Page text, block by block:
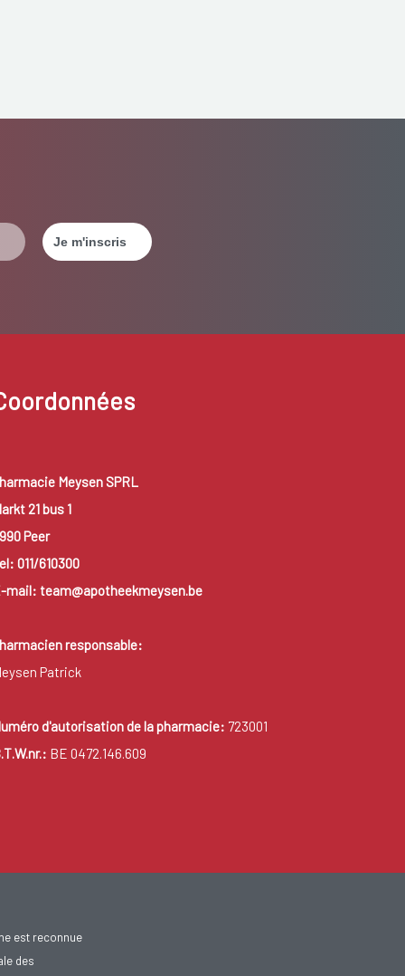
Meysen SPRL
21 bus 1
Peer
011/610300
mail: team@apotheekmeysen.be
responsable:
Patrick
d'autorisation de la pharmacie: 723001
BE 0472.146.609
est reconnue
des